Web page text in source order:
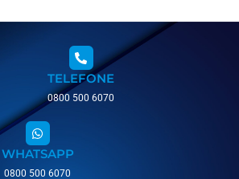
TELEFONE
0800 500 6070
WHATSAPP
0800 500 6070